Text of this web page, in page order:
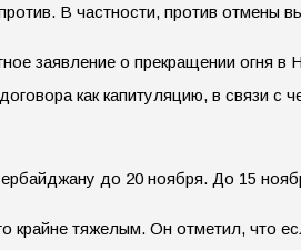
В частности, против
заявление о прекращении огня
как капитуляцию, в связи
до 20 ноября. До 15
крайне тяжелым. Он отметил, что